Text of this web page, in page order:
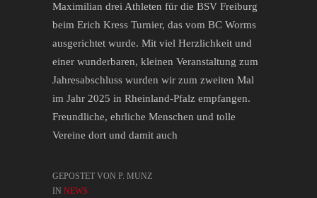
Maximilian drei Athleten für die BSV Freiburg
beim Erich Kress Turnier, das vom BC Worms
ausgerichtet wurde. Mit viel Herzlichkeit und
einer wunderbaren, kleinen Veranstaltung zum
Jahresabschluss wurden wir zum zweiten Mal
im Jahr 2025 in Rheinland-Pfalz empfangen.
Freundliche, ehrliche Menschen und tolle
Vereine dort und damit auch
GEPOSTET VON P. MUNZ
IN NEWS